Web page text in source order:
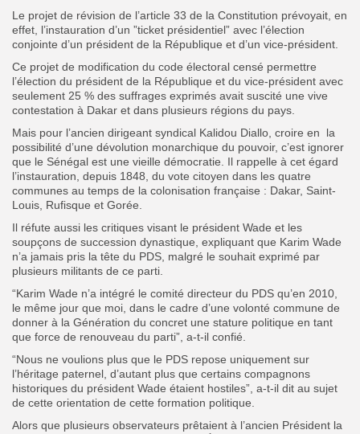
Le projet de révision de l’article 33 de la Constitution prévoyait, en
effet, l’instauration d’un ”ticket présidentiel” avec l’élection
conjointe d’un président de la République et d’un vice-président.
Ce projet de modification du code électoral censé permettre
l’élection du président de la République et du vice-président avec
seulement 25 % des suffrages exprimés avait suscité une vive
contestation à Dakar et dans plusieurs régions du pays.
Mais pour l’ancien dirigeant syndical Kalidou Diallo, croire en la
possibilité d’une dévolution monarchique du pouvoir, c’est ignorer
que le Sénégal est une vieille démocratie. Il rappelle à cet égard
l’instauration, depuis 1848, du vote citoyen dans les quatre
communes au temps de la colonisation française : Dakar, Saint-
Louis, Rufisque et Gorée.
Il réfute aussi les critiques visant le président Wade et les
soupçons de succession dynastique, expliquant que Karim Wade
n’a jamais pris la tête du PDS, malgré le souhait exprimé par
plusieurs militants de ce parti.
“Karim Wade n’a intégré le comité directeur du PDS qu’en 2010,
le même jour que moi, dans le cadre d’une volonté commune de
donner à la Génération du concret une stature politique en tant
que force de renouveau du parti”, a-t-il confié.
“Nous ne voulions plus que le PDS repose uniquement sur
l’héritage paternel, d’autant plus que certains compagnons
historiques du président Wade étaient hostiles”, a-t-il dit au sujet
de cette orientation de cette formation politique.
Alors que plusieurs observateurs prêtaient à l’ancien Président la